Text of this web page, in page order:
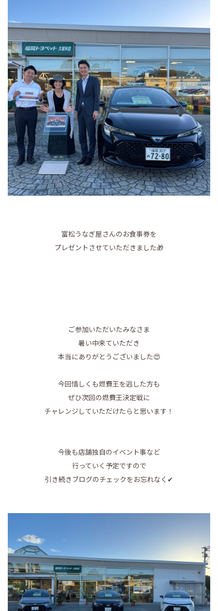
富松うなぎ屋さんのお食事券を
プレゼントさせていただきました🎁
ご参加いただいたみなさま
暑い中来ていただき
本当にありがとうございました😍
今回惜しくも燃費王を逃した方も
ぜひ次回の燃費王決定戦に
チャレンジしていただけたらと思います！
今後も店舗独自のイベント事など
行っていく予定ですので
引き続きブログのチェックをお忘れなく✔